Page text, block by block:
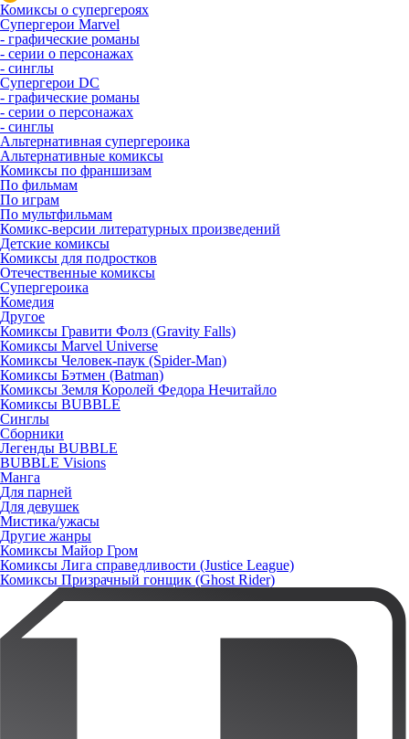
Комиксы о супергероях
Супергерои Marvel
- графические романы
- серии о персонажах
- синглы
Супергерои DC
- графические романы
- серии о персонажах
- синглы
Альтернативная супергероика
Альтернативные комиксы
Комиксы по франшизам
По фильмам
По играм
По мультфильмам
Комикс-версии литературных произведений
Детские комиксы
Комиксы для подростков
Отечественные комиксы
Супергероика
Комедия
Другое
Комиксы Гравити Фолз (Gravity Falls)
Комиксы Marvel Universe
Комиксы Человек-паук (Spider-Man)
Комиксы Бэтмен (Batman)
Комиксы Земля Королей Федора Нечитайло
Комиксы BUBBLE
Синглы
Сборники
Легенды BUBBLE
BUBBLE Visions
Манга
Для парней
Для девушек
Мистика/ужасы
Другие жанры
Комиксы Майор Гром
Комиксы Лига справедливости (Justice League)
Комиксы Призрачный гонщик (Ghost Rider)